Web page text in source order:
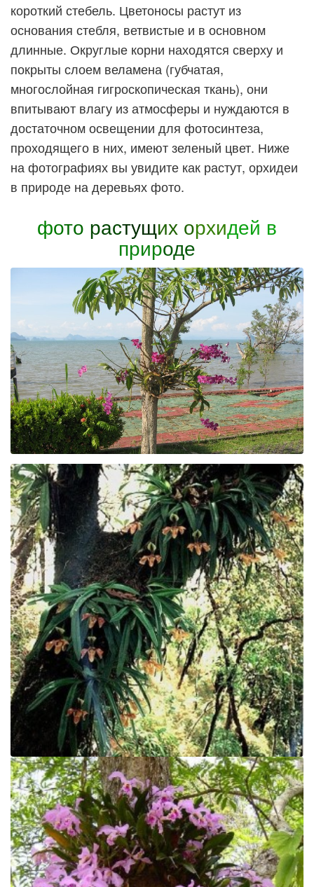
короткий стебель. Цветоносы растут из
основания стебля, ветвистые и в основном
длинные. Округлые корни находятся сверху и
покрыты слоем веламена (губчатая,
многослойная гигроскопическая ткань), они
впитывают влагу из атмосферы и нуждаются в
достаточном освещении для фотосинтеза,
проходящего в них, имеют зеленый цвет. Ниже
на фотографиях вы увидите как растут, орхидеи
в природе на деревьях фото.
фото растущих орхидей в
природе